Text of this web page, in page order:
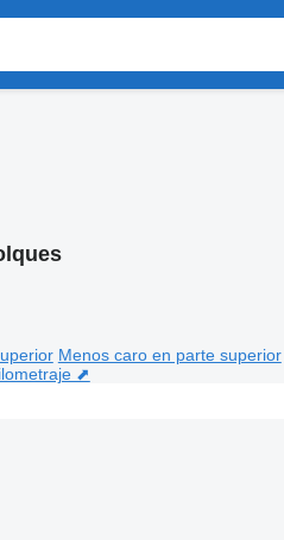
Menos caro en parte superior
⬈